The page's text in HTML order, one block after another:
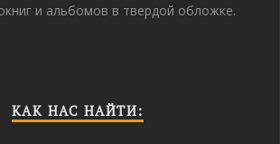
и альбомов в твердой обложке.
КАК НАС НАЙТИ: